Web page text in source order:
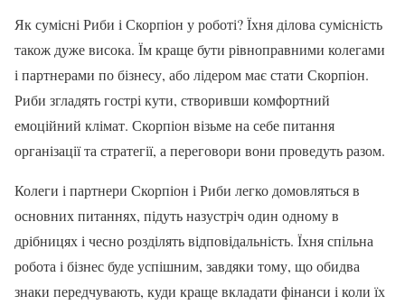
Як сумісні Риби і Скорпіон у роботі? Їхня ділова сумісність
також дуже висока. Їм краще бути рівноправними колегами
і партнерами по бізнесу, або лідером має стати Скорпіон.
Риби згладять гострі кути, створивши комфортний
емоційний клімат. Скорпіон візьме на себе питання
організації та стратегії, а переговори вони проведуть разом.
Колеги і партнери Скорпіон і Риби легко домовляться в
основних питаннях, підуть назустріч один одному в
дрібницях і чесно розділять відповідальність. Їхня спільна
робота і бізнес буде успішним, завдяки тому, що обидва
знаки передчувають, куди краще вкладати фінанси і коли їх